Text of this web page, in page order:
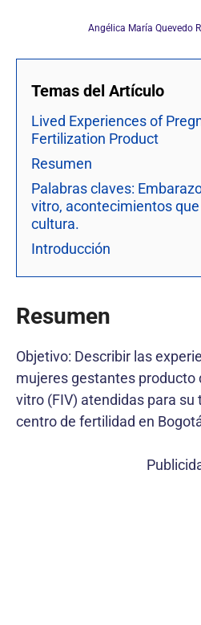
Angélica María Quevedo
Temas del Artículo
Lived Experiences of
Fertilization Product
Resumen
Palabras claves:
vitro, acontecimientos
cultura.
Introducción
Resumen
Objetivo: Describir las
mujeres gestantes producto
vitro (FIV) atendidas para
centro de fertilidad en